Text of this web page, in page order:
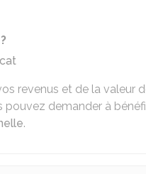
revenus et de la valeur
pouvez demander à
.